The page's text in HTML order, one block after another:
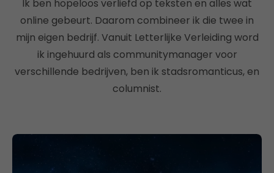
Ik ben hopeloos verliefd op teksten en alles wat
online gebeurt. Daarom combineer ik die twee in
mijn eigen bedrijf. Vanuit Letterlijke Verleiding word
ik ingehuurd als communitymanager voor
verschillende bedrijven, ben ik stadsromanticus, en
columnist.